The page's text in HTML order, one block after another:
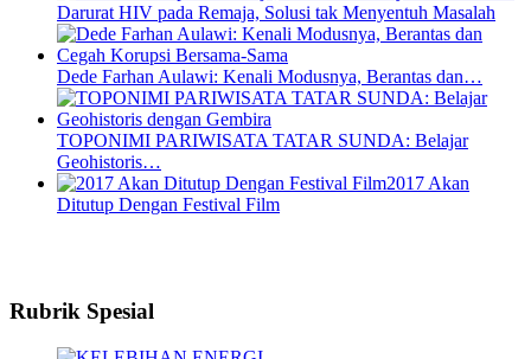
Darurat HIV pada Remaja, Solusi tak Menyentuh Masalah
Dede Farhan Aulawi: Kenali Modusnya, Berantas dan…
TOPONIMI PARIWISATA TATAR SUNDA: Belajar
Geohistoris…
2017 Akan
Ditutup Dengan Festival Film
Rubrik Spesial